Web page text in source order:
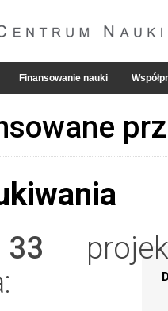
Finansowanie nauki
33